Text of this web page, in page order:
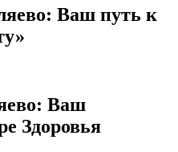
Ваш путь к
Ваш
Здоровья